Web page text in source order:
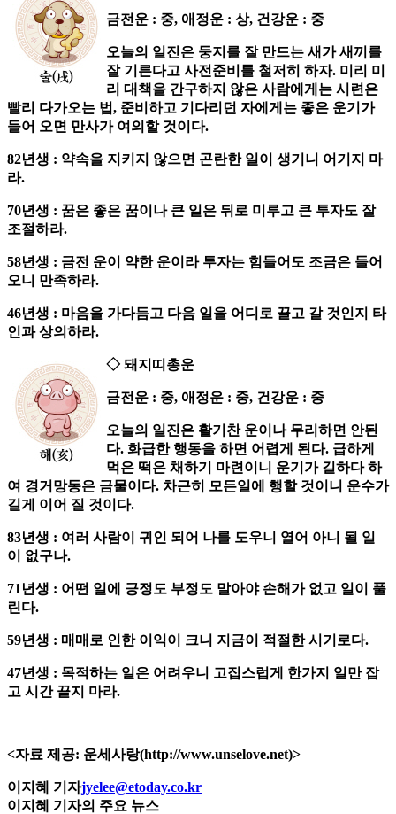
금전운 : 중, 애정운 : 상, 건강운 : 중
오늘의 일진은 둥지를 잘 만드는 새가 새끼를
잘 기른다고 사전준비를 철저히 하자. 미리 미
리 대책을 간구하지 않은 사람에게는 시련은
빨리 다가오는 법, 준비하고 기다리던 자에게는 좋은 운기가
들어 오면 만사가 여의할 것이다.
82년생 : 약속을 지키지 않으면 곤란한 일이 생기니 어기지 마
라.
70년생 : 꿈은 좋은 꿈이나 큰 일은 뒤로 미루고 큰 투자도 잘
조절하라.
58년생 : 금전 운이 약한 운이라 투자는 힘들어도 조금은 들어
오니 만족하라.
46년생 : 마음을 가다듬고 다음 일을 어디로 끌고 갈 것인지 타
인과 상의하라.
◇ 돼지띠총운
금전운 : 중, 애정운 : 중, 건강운 : 중
오늘의 일진은 활기찬 운이나 무리하면 안된
다. 화급한 행동을 하면 어렵게 된다. 급하게
먹은 떡은 채하기 마련이니 운기가 길하다 하
여 경거망동은 금물이다. 차근히 모든일에 행할 것이니 운수가
길게 이어 질 것이다.
83년생 : 여러 사람이 귀인 되어 나를 도우니 열어 아니 될 일
이 없구나.
71년생 : 어떤 일에 긍정도 부정도 말아야 손해가 없고 일이 풀
린다.
59년생 : 매매로 인한 이익이 크니 지금이 적절한 시기로다.
47년생 : 목적하는 일은 어려우니 고집스럽게 한가지 일만 잡
고 시간 끌지 마라.
<자료 제공: 운세사랑(http://www.unselove.net)>
이지혜 기자jyelee@etoday.co.kr
이지혜 기자의 주요 뉴스